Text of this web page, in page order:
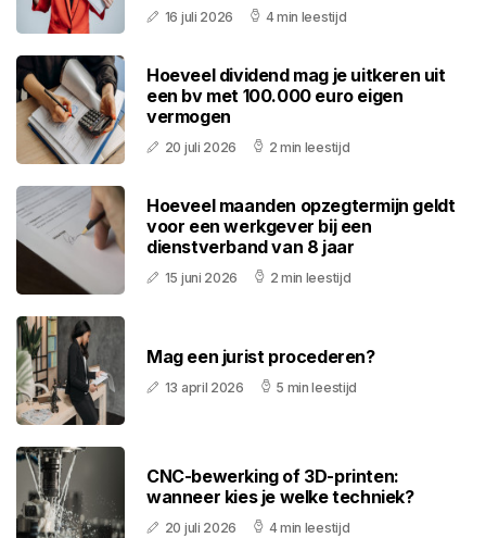
16 juli 2026 4 min leestijd
Hoeveel dividend mag je uitkeren uit
een bv met 100.000 euro eigen
vermogen
20 juli 2026 2 min leestijd
Hoeveel maanden opzegtermijn geldt
voor een werkgever bij een
dienstverband van 8 jaar
15 juni 2026 2 min leestijd
Mag een jurist procederen?
13 april 2026 5 min leestijd
CNC-bewerking of 3D-printen:
wanneer kies je welke techniek?
20 juli 2026 4 min leestijd